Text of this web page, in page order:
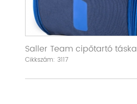
Saller Team cipőtartó táska
Cikkszám: 3117